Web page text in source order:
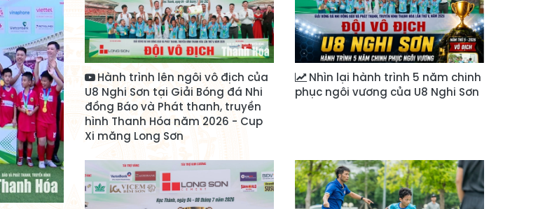
Hành trình lên ngôi vô địch của
U8 Nghi Sơn tại Giải Bóng đá Nhi
đồng Báo và Phát thanh, truyền
hình Thanh Hóa năm 2026 - Cup
Xi măng Long Sơn
Nhìn lại hành trình 5 năm chinh
phục ngôi vương của U8 Nghi Sơn